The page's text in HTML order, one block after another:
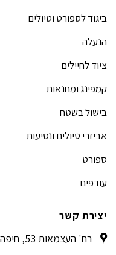
ביגוד לספורט וטיולים
הנעלה
ציוד לחיילים
קמפינג ומחנאות
בישול בשטח
אביזרי טיולים ונסיעות
ספורט
עודפים
יצירת קשר
רח' העצמאות 53, חיפה